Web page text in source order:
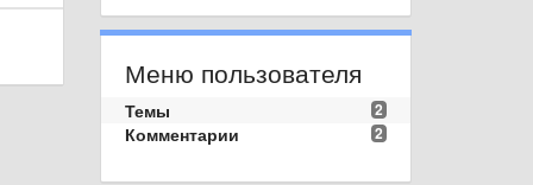
Меню пользователя
2
Темы
2
Комментарии